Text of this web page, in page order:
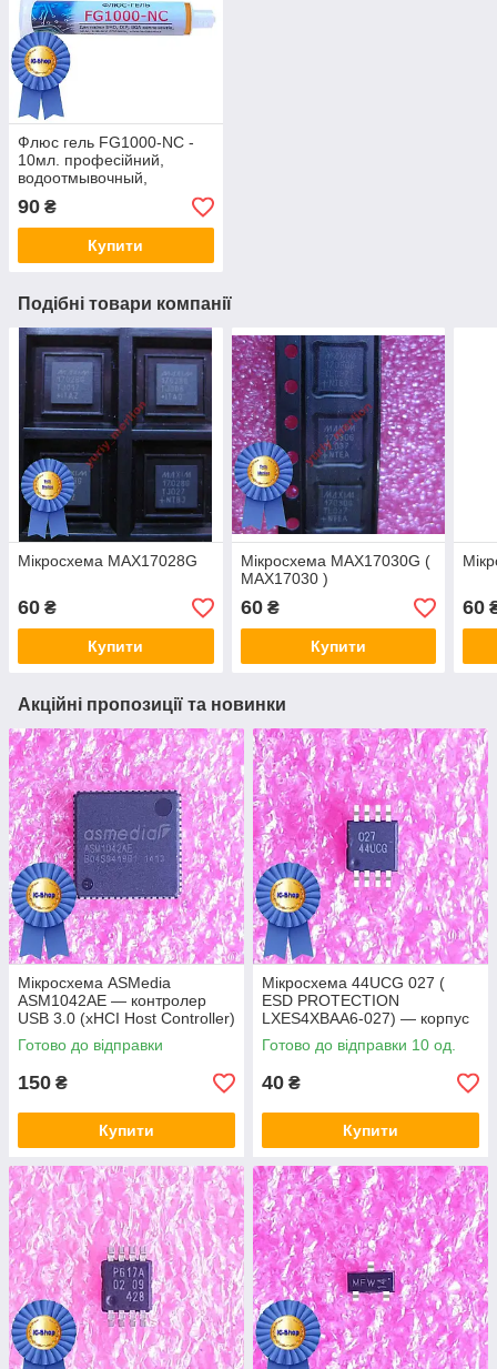
Флюс гель FG1000-NC -
10мл. професійний,
водоотмывочный,
водосмываемый
90 ₴
Купити
Подібні товари компанії
Мікросхема MAX17028G
60 ₴
Купити
Мікросхема MAX17030G (
MAX17030 )
60₴
Купити
60
Акційні пропозиції та новинки
Мікросхема ASMedia
ASM1042AE — контролер
USB 3.0 (xHCI Host Controller)
Готово до відправки
150 ₴
Купити
Мікросхема 44UCG 027 (
ESD PROTECTION
LXES4XBAA6-027) — корпус
msop8
Готово до відправки 10 од.
40 ₴
Купити